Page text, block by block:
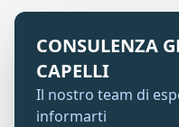
CONSULENZA
CAPELLI
Il nostro team di
informarti